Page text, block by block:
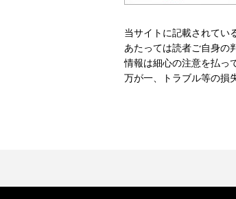
当サイトに記載されてい
あたっては読者ご自身の
情報は細心の注意を払っ
万が一、トラブル等の損